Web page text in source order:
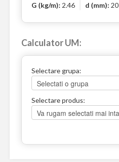
G (kg/m): 2.46 d (mm): 20
Calculator UM:
Selectare grupa:
Selectare produs: